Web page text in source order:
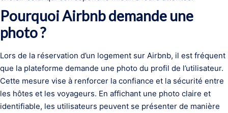
Pourquoi Airbnb demande une
photo ?
Lors de la réservation d’un logement sur Airbnb, il est fréquent
que la plateforme demande une photo du profil de l’utilisateur.
Cette mesure vise à renforcer la confiance et la sécurité entre
les hôtes et les voyageurs. En affichant une photo claire et
identifiable, les utilisateurs peuvent se présenter de manière